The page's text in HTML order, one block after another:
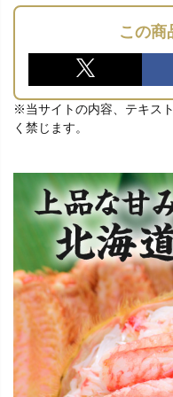
この商
※当サイトの内容、テキス
く禁じます。